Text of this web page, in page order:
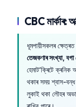
CBC মাৰ্কাৰ:
ধূমপায়ীসকলৰ
তেজকণাৰ সংখ্যা,
হেমাট’ক্ৰিটে ক্ৰনিক
থকাৰ সময় শ্বাস-
লুকাই থকা লৌহৰ